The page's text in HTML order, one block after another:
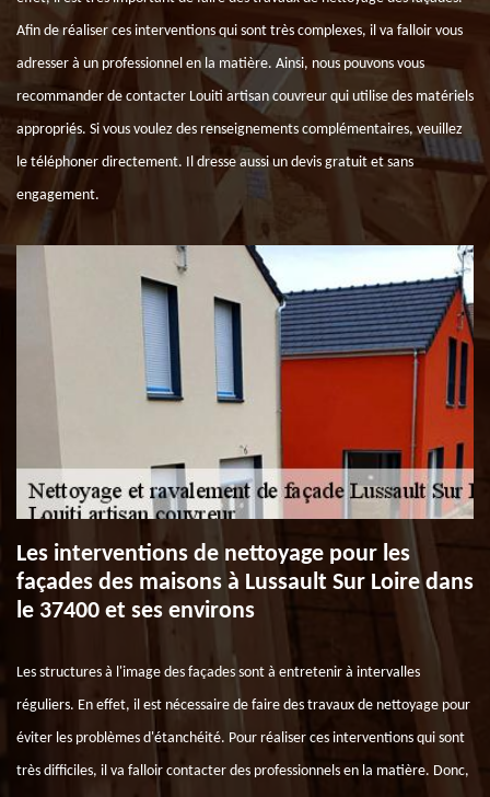
Afin de réaliser ces interventions qui sont très complexes, il va falloir vous
adresser à un professionnel en la matière. Ainsi, nous pouvons vous
recommander de contacter Louiti artisan couvreur qui utilise des matériels
appropriés. Si vous voulez des renseignements complémentaires, veuillez
le téléphoner directement. Il dresse aussi un devis gratuit et sans
engagement.
Les interventions de nettoyage pour les
façades des maisons à Lussault Sur Loire dans
le 37400 et ses environs
Les structures à l'image des façades sont à entretenir à intervalles
réguliers. En effet, il est nécessaire de faire des travaux de nettoyage pour
éviter les problèmes d'étanchéité. Pour réaliser ces interventions qui sont
très difficiles, il va falloir contacter des professionnels en la matière. Donc,